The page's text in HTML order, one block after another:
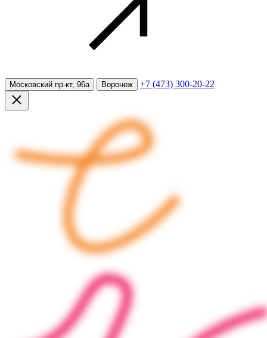
Московский пр-кт, 96а Воронеж +7 (473) 300-20-22